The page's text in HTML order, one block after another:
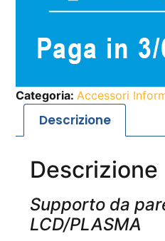
Categoria:Accessori
Descrizione
Descrizione
Supporto da
LCD/PLASMA